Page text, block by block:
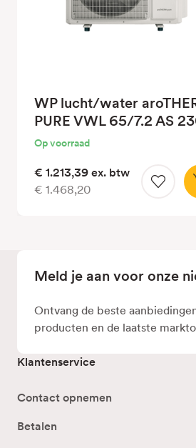
WP lucht/water
PURE VWL 65/7.2 AS
S3
Op voorraad
€ 1.213,39 ex. btw
€ 1.468,20
Meld je aan voor onze
Ontvang de beste
producten en de laatste
Klantenservice
Contact opnemen
Betalen